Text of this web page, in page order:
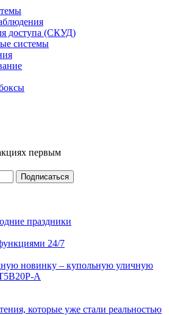
доступа (СКУД)
системы
первым
праздники
24/7
новинку – купольную уличную
A
которые уже стали реальностью